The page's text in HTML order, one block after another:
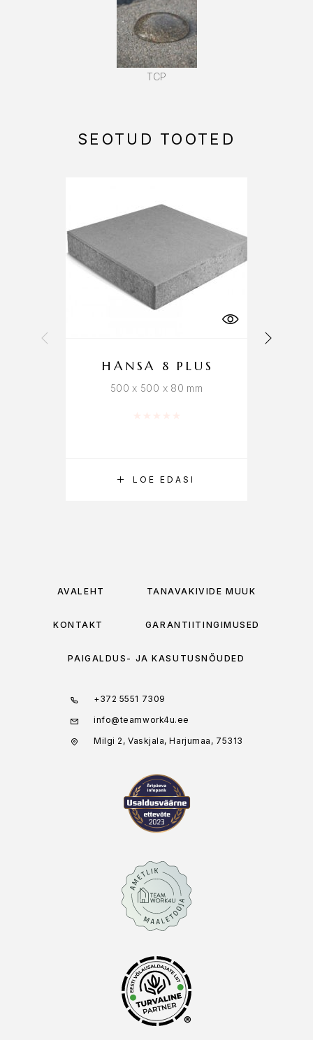
TCP
SEOTUD TOOTED
LOE EDASI
HANSA 8 PLUS
500 x 500 x 80 mm
AVALEHT TÄNAVAKIVIDE MÜÜK
KONTAKT GARANTIITINGIMUSED
PAIGALDUS- JA KASUTUSNÕUDED
+372 5551 7309
info@teamwork4u.ee
Milgi 2, Vaskjala, Harjumaa, 75313
®